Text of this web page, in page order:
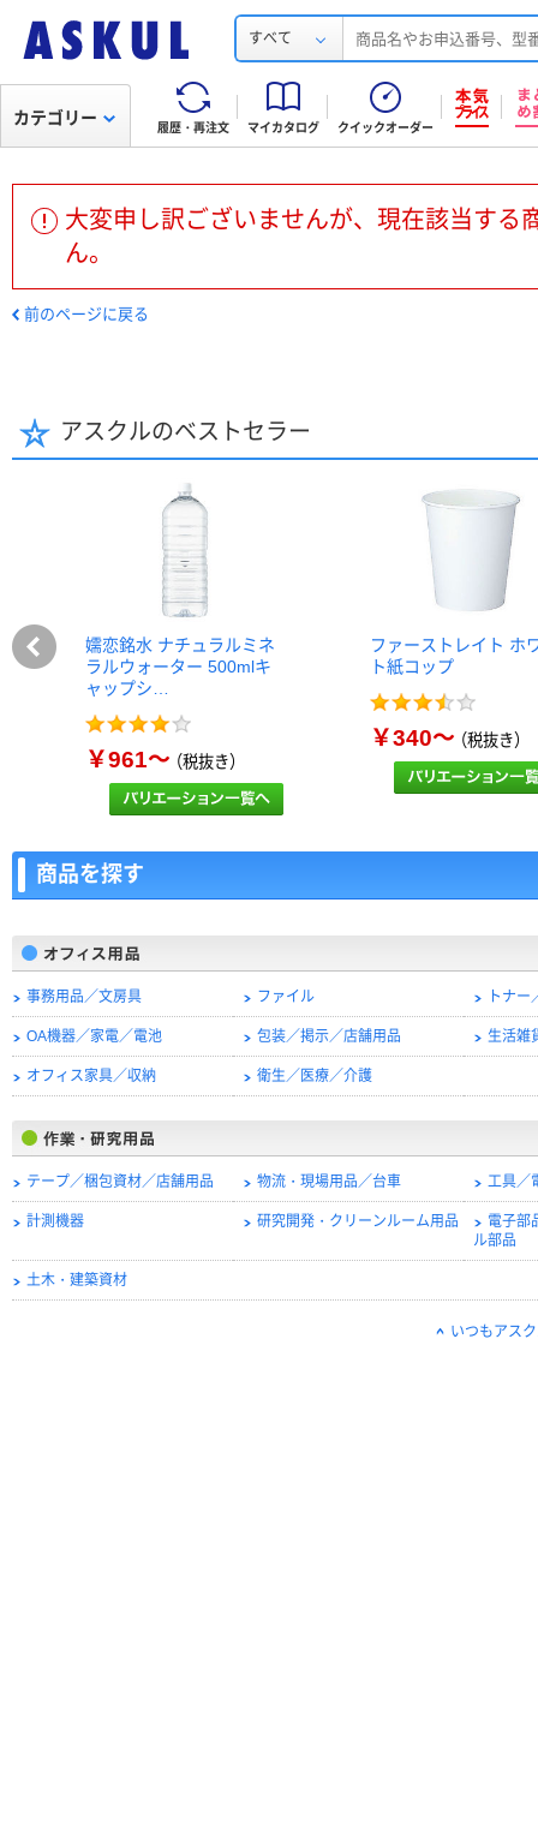
すべて
履歴・再注文 マイカタログ クイックオーダー
カテゴリー
大変申し訳ございませんが、現在該当する
ん。
前のページに戻る
アスクルのベストセラー
嬬恋銘水 ナチュラルミネ
ラルウォーター 500mlキ
ャップシ…
￥961～（税抜き）
ファーストレイト ホ
ト紙コップ
￥340～（税抜き）
商品を探す
事務用品／文房具 ファイル トナ
OA機器／家電／電池 包装／掲示／店舗用品 生活雑
オフィス家具／収納 衛生／医療／介護
テープ／梱包資材／店舗用品 物流・現場用品／台車 工具／
計測機器 研究開発・クリーンルーム用品
電子部
ル部品
土木・建築資材
いつもアス